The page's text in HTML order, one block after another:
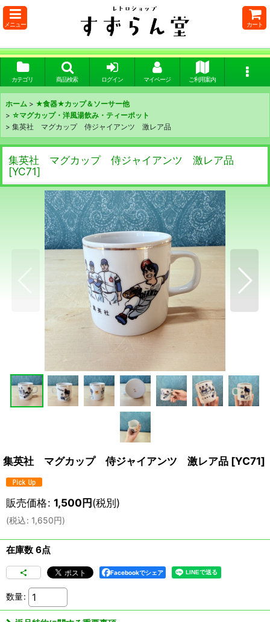
メニュー カート
カテゴリ 商品検索 ログイン マイページ ご利用案内
ホーム > ★食器★カップ＆ソーサー他
> ☆マグカップ・洋風湯飲み・ティーポット
> 集英社 マグカップ 侍ジャイアンツ 激レア品
集英社 マグカップ 侍ジャイアンツ 激レア品
[YC71]
集英社 マグカップ 侍ジャイアンツ 激レア品 [YC71]
販売価格: 1,500円(税別)
(税込: 1,650円)
在庫数 6点
Facebookでシェア
数量: